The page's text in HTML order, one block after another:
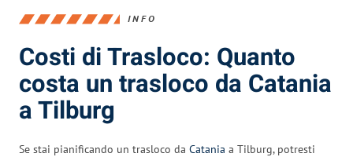
INFO
Costi di Trasloco: Quanto
costa un trasloco da Catania
a Tilburg
Se stai pianificando un trasloco da Catania a Tilburg, potresti